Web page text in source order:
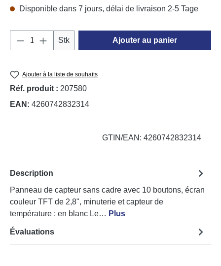
Disponible dans 7 jours, délai de livraison 2-5 Tage
Quantité de produit : Entrez la quantité
Stk Ajouter au panier
Ajouter à la liste de souhaits
Réf. produit : 207580
EAN: 4260742832314
GTIN/EAN: 4260742832314
Description
Panneau de capteur sans cadre avec 10 boutons, écran
couleur TFT de 2,8", minuterie et capteur de
température ; en blanc Le… Plus
Évaluations